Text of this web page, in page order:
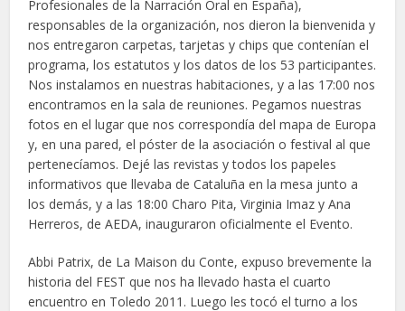
Profesionales de la Narración Oral en España),
responsables de la organización, nos dieron la bienvenida y
nos entregaron carpetas, tarjetas y chips que contenían el
programa, los estatutos y los datos de los 53 participantes.
Nos instalamos en nuestras habitaciones, y a las 17:00 nos
encontramos en la sala de reuniones. Pegamos nuestras
fotos en el lugar que nos correspondía del mapa de Europa
y, en una pared, el póster de la asociación o festival al que
pertenecíamos. Dejé las revistas y todos los papeles
informativos que llevaba de Cataluña en la mesa junto a
los demás, y a las 18:00 Charo Pita, Virginia Imaz y Ana
Herreros, de AEDA, inauguraron oficialmente el Evento.
Abbi Patrix, de La Maison du Conte, expuso brevemente la
historia del FEST que nos ha llevado hasta el cuarto
encuentro en Toledo 2011. Luego les tocó el turno a los